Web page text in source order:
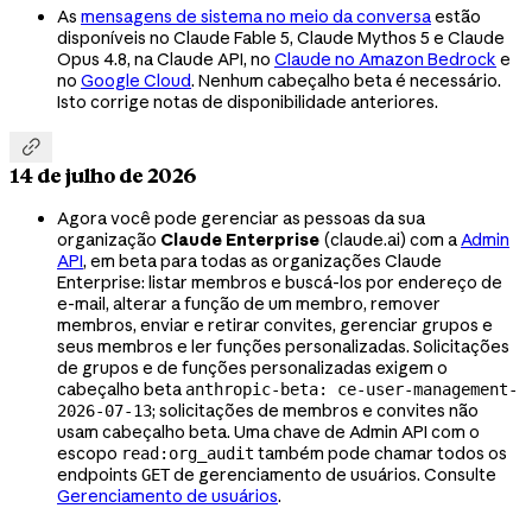
As mensagens de sistema no meio da conversaestão
disponíveis no Claude Fable 5, Claude Mythos 5 e Claude
Opus 4.8, na Claude API, no Claude no Amazon Bedrock e
no Google Cloud. Nenhum cabeçalho beta é necessário.
Isto corrige notas de disponibilidade anteriores.

14 de julho de 2026
Agora você pode gerenciar as pessoas da sua
organização Claude Enterprise (claude.ai) com a Admin
API, em beta para todas as organizações Claude
Enterprise: listar membros e buscá-los por endereço de
e-mail, alterar a função de um membro, remover
membros, enviar e retirar convites, gerenciar grupos e
seus membros e ler funções personalizadas. Solicitações
de grupos e de funções personalizadas exigem o
cabeçalho beta anthropic-beta: ce-user-management-
2026-07-13; solicitações de membros e convites não
usam cabeçalho beta. Uma chave de Admin API com o
escopo read:org_audit também pode chamar todos os
endpoints GETde gerenciamento de usuários. Consulte
Gerenciamento de usuários.